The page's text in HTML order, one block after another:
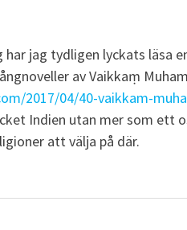
har jag tydligen lyckats läsa
av Vaikkaṃ
2017/04/40-vaikkam-
Indien utan mer som ett
att välja på där.